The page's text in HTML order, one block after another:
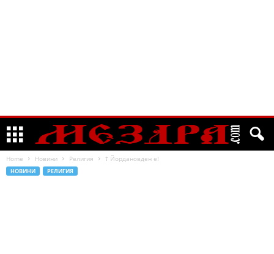
Home Новини Религия † Йордановден е!
НОВИНИ РЕЛИГИЯ